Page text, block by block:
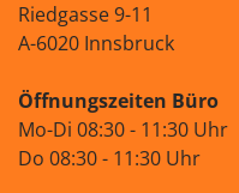
Riedgasse 9-11
A-6020 Innsbruck
Öffnungszeiten Büro
Mo-Di 08:30 - 11:30 Uhr
Do 08:30 - 11:30 Uhr